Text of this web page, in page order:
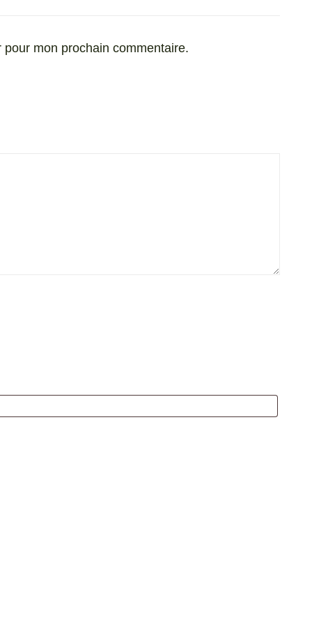
mon prochain commentaire.